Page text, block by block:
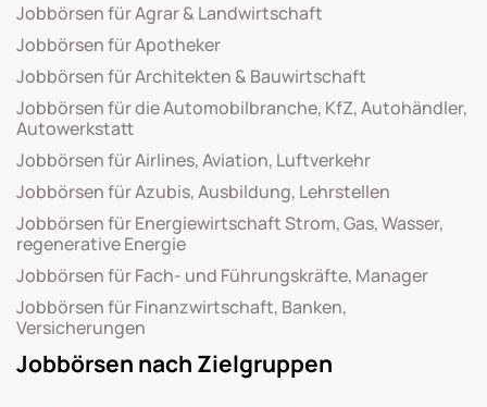
Jobbörsen für Agrar & Landwirtschaft
Jobbörsen für Apotheker
Jobbörsen für Architekten & Bauwirtschaft
Jobbörsen für die Automobilbranche, KfZ, Autohändler,
Autowerkstatt
Jobbörsen für Airlines, Aviation, Luftverkehr
Jobbörsen für Azubis, Ausbildung, Lehrstellen
Jobbörsen für Energiewirtschaft Strom, Gas, Wasser,
regenerative Energie
Jobbörsen für Fach- und Führungskräfte, Manager
Jobbörsen für Finanzwirtschaft, Banken,
Versicherungen
Jobbörsen nach Zielgruppen